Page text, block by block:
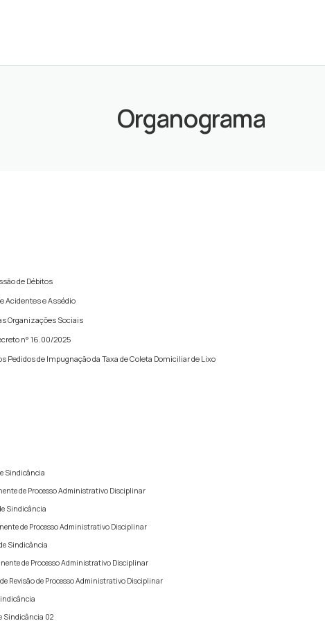
Organograma
de Débitos
Acidentes e Assédio
Organizações Sociais
n° 16.00/2025
Pedidos de Impugnação da Taxa de Coleta Domiciliar de Lixo
Sindicância
de Processo Administrativo Disciplinar
Sindicância
de Processo Administrativo Disciplinar
Sindicância
de Processo Administrativo Disciplinar
Revisão de Processo Administrativo Disciplinar
Sindicância 02